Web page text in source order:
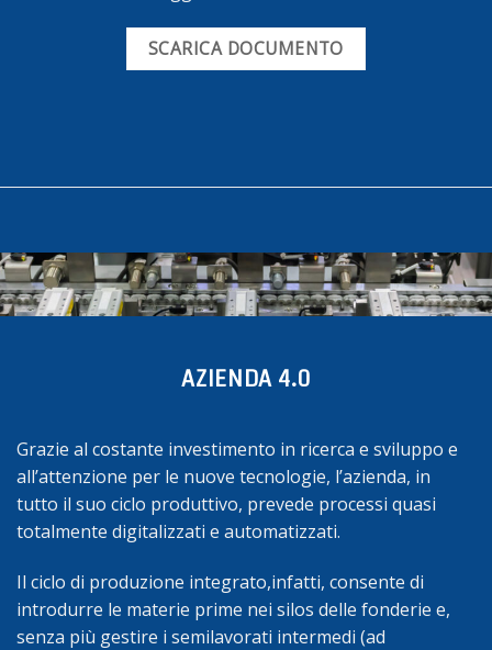
SCARICA DOCUMENTO
AZIENDA 4.0
Grazie al costante investimento in ricerca e sviluppo e
all’attenzione per le nuove tecnologie, l’azienda, in
tutto il suo ciclo produttivo, prevede processi quasi
totalmente digitalizzati e automatizzati.
Il ciclo di produzione integrato,infatti, consente di
introdurre le materie prime nei silos delle fonderie e,
senza più gestire i semilavorati intermedi (ad